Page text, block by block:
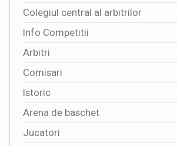
Colegiul central al arbitrilor
Info Competitii
Arbitri
Comisari
Istoric
Arena de baschet
Jucatori